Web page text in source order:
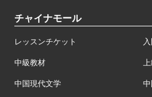
チャイナモール
レッスンチケット
中級教材
中国現代文学